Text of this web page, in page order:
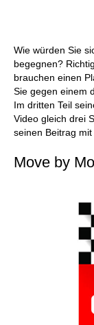
Wie würden Sie
begegnen?
brauchen einen
Sie gegen einem
Im dritten Teil
Video gleich drei
seinen Beitrag
Move by